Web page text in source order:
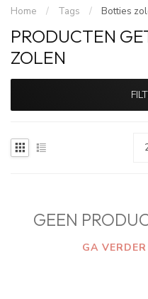
Home / Tags / Botties
PRODUCTEN
ZOLEN
GEEN
GA